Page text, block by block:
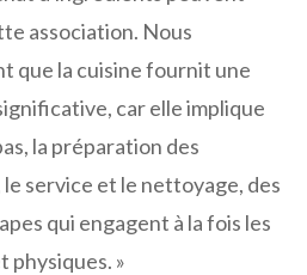
association. Nous
que la cuisine fournit une
car elle implique
la préparation des
service et le nettoyage, des
qui engagent à la fois les
»